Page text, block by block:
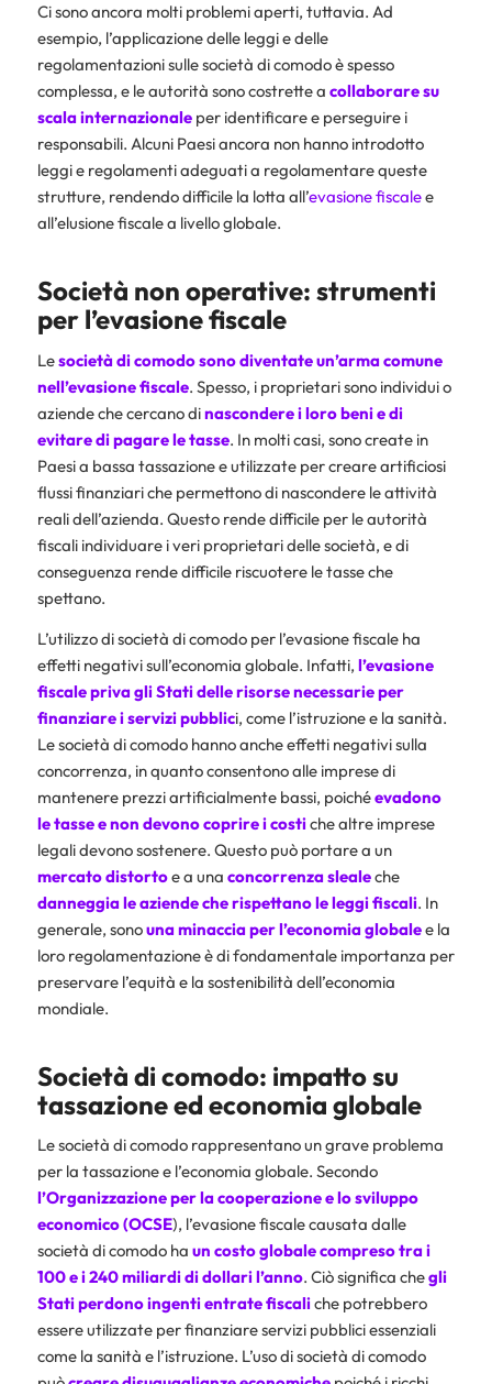
Ci sono ancora molti problemi aperti, tuttavia. Ad
esempio, l’applicazione delle leggi e delle
regolamentazioni sulle società di comodo è spesso
complessa, e le autorità sono costrette a collaborare su
scala internazionale per identificare e perseguire i
responsabili. Alcuni Paesi ancora non hanno introdotto
leggi e regolamenti adeguati a regolamentare queste
strutture, rendendo difficile la lotta all’evasione fiscalee
all’elusione fiscale a livello globale.
Società non operative: strumenti
per l’evasione fiscale
Lesocietà di comodosono diventate un’arma comune
nell’evasione fiscale. Spesso, i proprietari sono individui o
aziende che cercano dinascondere i loro beni e di
evitare di pagare le tasse. In molti casi, sono create in
Paesi a bassa tassazione e utilizzate per creare artificiosi
flussi finanziari che permettono di nascondere le attività
reali dell’azienda. Questo rende difficile per le autorità
fiscali individuare i veri proprietari delle società, e di
conseguenza rende difficile riscuotere le tasse che
spettano.
L’utilizzo di società di comodo per l’evasione fiscale ha
effetti negativi sull’economia globale. Infatti, l’evasione
fiscale priva gli Stati delle risorse necessarie per
finanziare i servizi pubblici, come l’istruzione e la sanità.
Le società di comodo hanno anche effetti negativi sulla
concorrenza, in quanto consentono alle imprese di
mantenere prezzi artificialmente bassi, poichéevadono
le tasse e non devono coprire i costiche altre imprese
legali devono sostenere. Questo può portare a un
mercato distortoe a una concorrenza slealeche
danneggia le aziendeche rispettano le leggi fiscali. In
generale, sonouna minaccia per l’economia globalee la
loro regolamentazione è di fondamentale importanza per
preservare l’equità e la sostenibilità dell’economia
mondiale.
Società di comodo: impatto su
tassazione ed economia globale
Le società di comodo rappresentano un grave problema
per la tassazione e l’economia globale. Secondo
l’Organizzazione per la cooperazione e lo sviluppo
economico (OCSE), l’evasione fiscale causata dalle
società di comodo ha un costo globale compreso tra i
100 e i 240 miliardi di dollari l’anno. Ciò significa chegli
Stati perdono ingenti entrate fiscaliche potrebbero
essere utilizzate per finanziare servizi pubblici essenziali
come la sanità e l’istruzione. L’uso di società di comodo